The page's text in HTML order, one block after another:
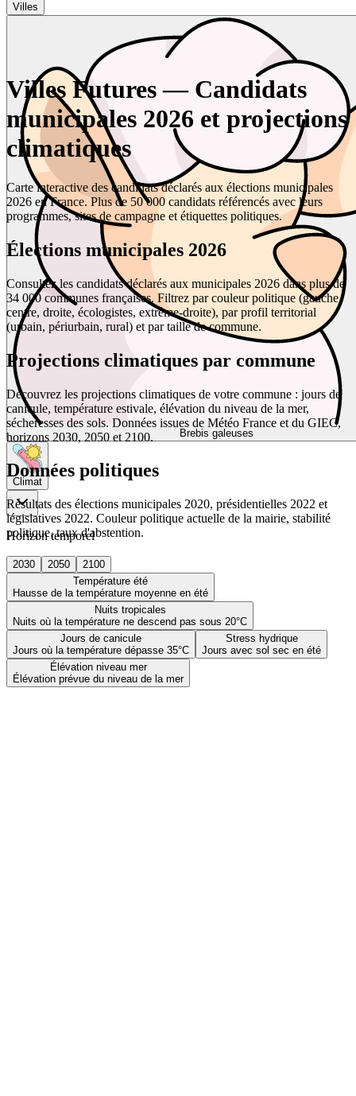
Villes
Brebis galeuses
Climat
Horizon temporel
2030 2050
2100
Température été
Hausse de la température moyenne en été
Nuits tropicales
Nuits où la température ne descend pas sous 20°C
Jours de canicule
Jours où la température dépasse 35°C
Stress hydrique
Jours avec sol sec en été
Élévation niveau mer
Élévation prévue du niveau de la mer
Villes Futures — Candidats
municipales 2026 et projections
climatiques
Carte interactive des candidats déclarés aux élections municipales
2026 en France. Plus de 50 000 candidats référencés avec leurs
programmes, sites de campagne et étiquettes politiques.
Élections municipales 2026
Consultez les candidats déclarés aux municipales 2026 dans plus de
34 000 communes françaises. Filtrez par couleur politique (gauche,
centre, droite, écologistes, extrême-droite), par profil territorial
(urbain, périurbain, rural) et par taille de commune.
Projections climatiques par commune
Découvrez les projections climatiques de votre commune : jours de
canicule, température estivale, élévation du niveau de la mer,
sécheresses des sols. Données issues de Météo France et du GIEC,
horizons 2030, 2050 et 2100.
Données politiques
Résultats des élections municipales 2020, présidentielles 2022 et
législatives 2022. Couleur politique actuelle de la mairie, stabilité
politique, taux d'abstention.